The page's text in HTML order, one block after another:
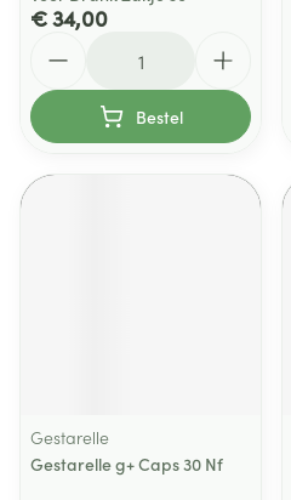
€ 34,00
Bestel
Gestarelle
Gestarelle g+ Caps 30 Nf